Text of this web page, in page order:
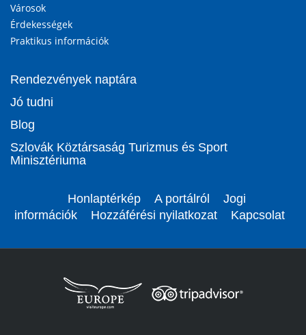
Városok
Érdekességek
Praktikus információk
Rendezvények naptára
Jó tudni
Blog
Szlovák Köztársaság Turizmus és Sport
Minisztériuma
Honlaptérkép A portálról
Jogi
információk
Hozzáférési nyilatkozat Kapcsolat